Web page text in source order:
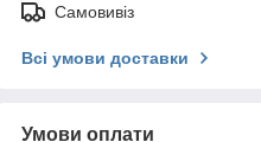
Самовивіз
Всі умови доставки
Умови оплати